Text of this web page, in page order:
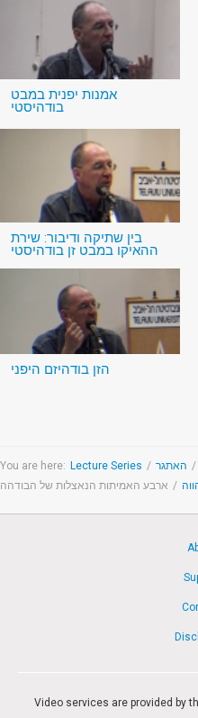
אמנות יפנית במבט
בודהיסטי
בין שתיקה ודיבור: שירת
ההאיקו במבט זן בודהיסטי
הזן בודהיזם היפני
You are here: Lecture Series / / האתגר
/ ארבע האמיתות הנאצלות של הבודהה
Video services are provided by